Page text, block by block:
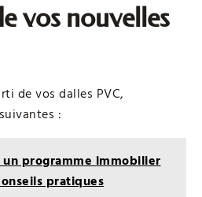
vos nouvelles
de vos dalles PVC,
:
programme immobilier
pratiques